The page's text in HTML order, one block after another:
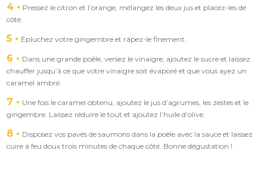
4
Pressez le citron et l’orange, mélangez les deux jus et placez-les de
côté.
5 Épluchez votre gingembre et râpez-le finement.
6
Dans une grande poêle, versez le vinaigre, ajoutez le sucre et laissez
chauffer jusqu’à ce que votre vinaigre soit évaporé et que vous ayez un
caramel ambré.
7
Une fois le caramel obtenu, ajoutez le jus d’agrumes, les zestes et le
gingembre. Laissez réduire le tout et ajoutez l’huile d’olive.
8
Disposez vos pavés de saumons dans la poêle avec la sauce et laissez
cuire à feu doux trois minutes de chaque côté. Bonne dégustation !